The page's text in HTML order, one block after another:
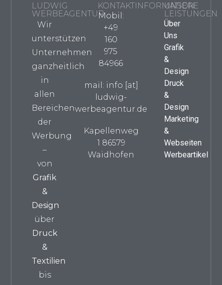
LUDWIG
WERBEAGENTUR
Wir
unterstützen
Unternehmen
ganzheitlich
in
allen
Bereichen
der
Werbung
–
von
Grafik
&
Design
über
Druck
&
Textilien
bis
KONTAKTINFORMATION
Mobil:
+49
160
975
84966
mail: info [at]
ludwig-
werbeagentur.de
Kapellenweg
1 86579
Waidhofen
UNSERE
LEISTUNGEN
Über
Uns
Grafik
&
Design
Druck
&
Design
Marketing
&
Webseiten
Werbeartikel